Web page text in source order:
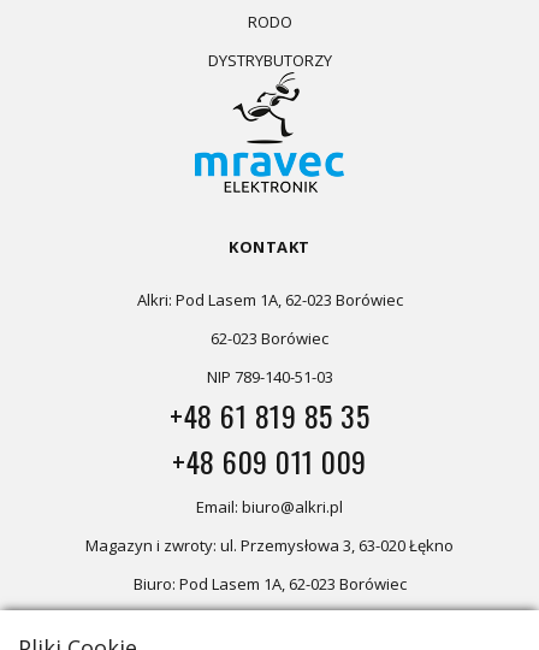
RODO
DYSTRYBUTORZY
KONTAKT
Alkri: Pod Lasem 1A, 62-023 Borówiec
62-023 Borówiec
NIP 789-140-51-03
+48 61 819 85 35
+48 609 011 009
Email: biuro@alkri.pl
Magazyn i zwroty: ul. Przemysłowa 3, 63-020 Łękno
Biuro: Pod Lasem 1A, 62-023 Borówiec
Oferta skierowana dla firm, w przypadku zakupów detalicznych